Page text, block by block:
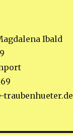
Ibald